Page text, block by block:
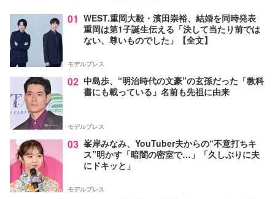
01 WEST.重岡大毅・濱田崇裕、結婚を同時発表
重岡は第1子誕生伝える「決して当たり前では
ない、尊いものでした」【全文】
モデルプレス
02 中島歩、“明治時代の文豪”の玄孫だった「教科
書にも載っている」名前も先祖に由来
モデルプレス
03 峯岸みなみ、YouTuber夫からの“不意打ちキ
ス”明かす「暗闇の密室で…」「久しぶりに夫
にドキッと」
モデルプレス